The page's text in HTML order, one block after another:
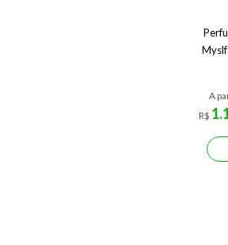
Myslf
A
R$